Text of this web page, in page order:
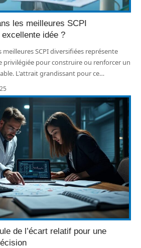
les meilleures SCPI
idée ?
SCPI diversifiées représente
pour construire ou renforcer un
L'attrait grandissant pour ce…
de l’écart relatif pour une